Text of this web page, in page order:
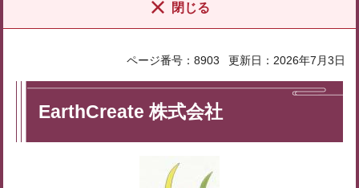
閉じる
ページ番号：8903 更新日：2026年7月3日
EarthCreate 株式会社